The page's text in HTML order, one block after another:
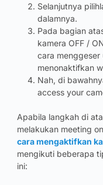
Selanjutnya
dalamnya.
Pada bagian
kamera OFF /
cara
menonaktifkan
Nah, di
access your
Apabila langkah di
melakukan meeting
cara mengaktifkan
mengikuti beberapa
ini: